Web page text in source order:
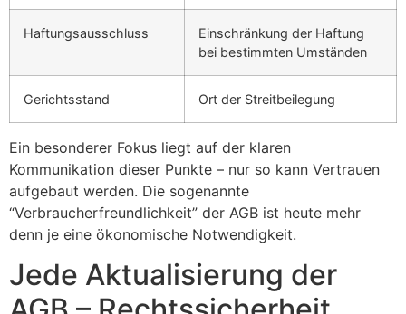
Haftungsausschluss
Einschränkung der Haftung
bei bestimmten Umständen
Gerichtsstand Ort der Streitbeilegung
Ein besonderer Fokus liegt auf der klaren
Kommunikation dieser Punkte – nur so kann Vertrauen
aufgebaut werden. Die sogenannte
“Verbraucherfreundlichkeit” der AGB ist heute mehr
denn je eine ökonomische Notwendigkeit.
Jede Aktualisierung der